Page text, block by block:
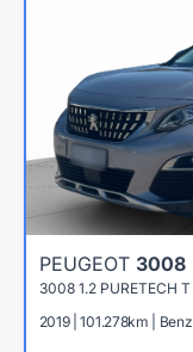
PEUGEOT 3008
3008 1.2 PURETECH
2019 | 101.278km |